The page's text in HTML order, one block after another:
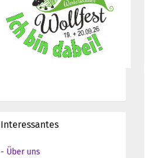
Interessantes
- Über uns